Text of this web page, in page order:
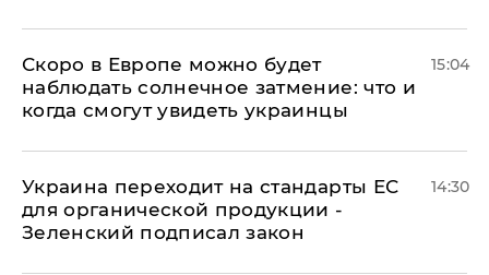
Скоро в Европе можно будет
наблюдать солнечное затмение: что и
когда смогут увидеть украинцы
15:04
Украина переходит на стандарты ЕС
для органической продукции -
Зеленский подписал закон
14:30